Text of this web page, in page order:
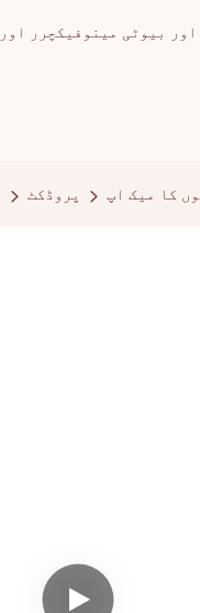
اور 2000 سے تھوک فروش
پروڈکٹ کا میک اپ